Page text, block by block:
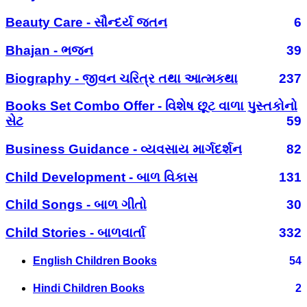
Beauty Care - સૌન્દર્ય જતન
6
Bhajan - ભજન
39
Biography - જીવન ચરિત્ર તથા આત્મકથા
237
Books Set Combo Offer - વિશેષ છૂટ વાળા પુસ્તકોનો
સેટ
59
Business Guidance - વ્યવસાય માર્ગદર્શન
82
Child Development - બાળ વિકાસ
131
Child Songs - બાળ ગીતો
30
Child Stories - બાળવાર્તા
332
English Children Books 54
Hindi Children Books 2